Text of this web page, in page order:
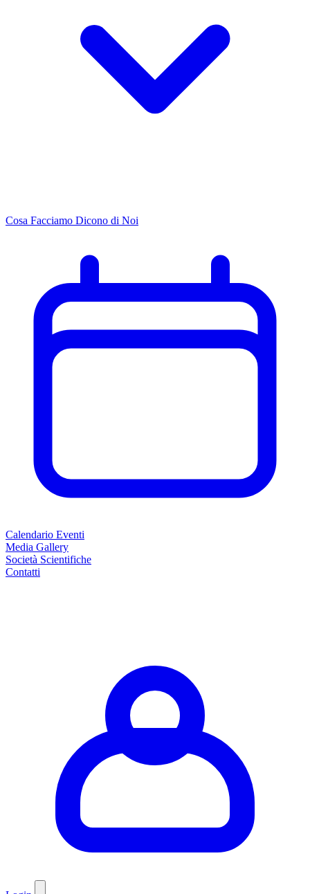
Cosa Facciamo Dicono di Noi
Calendario Eventi
Media Gallery
Società Scientifiche
Contatti